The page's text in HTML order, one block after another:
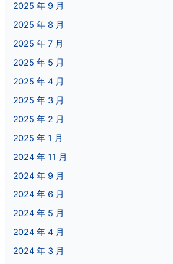
2025 年 9 月
2025 年 8 月
2025 年 7 月
2025 年 5 月
2025 年 4 月
2025 年 3 月
2025 年 2 月
2025 年 1 月
2024 年 11 月
2024 年 9 月
2024 年 6 月
2024 年 5 月
2024 年 4 月
2024 年 3 月